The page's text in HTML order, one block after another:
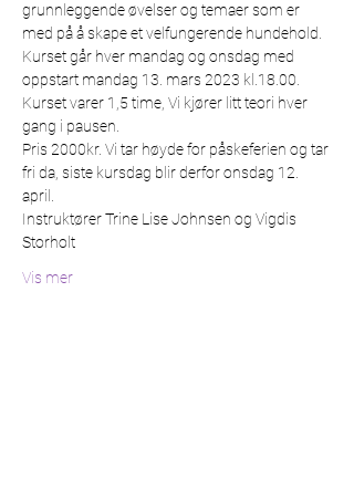
grunnleggende øvelser og temaer som er
med på å skape et velfungerende hundehold.
Kurset går hver mandag og onsdag med
oppstart mandag 13. mars 2023 kl.18.00.
Kurset varer 1,5 time, Vi kjører litt teori hver
gang i pausen.
Pris 2000kr. Vi tar høyde for påskeferien og tar
fri da, siste kursdag blir derfor onsdag 12.
april.
Instruktører Trine Lise Johnsen og Vigdis
Storholt
Vis mer